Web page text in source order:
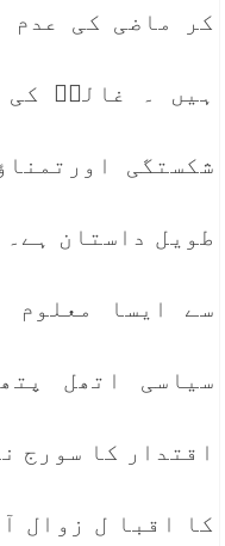
کر ماضی کی عدم
ہیں ۔ غالبؔ کی
شکستگی
طویل داستان
سے ایسا معلوم
سیاسی اتھل
اقتدار کا سورج
کا اقبا ل زوال